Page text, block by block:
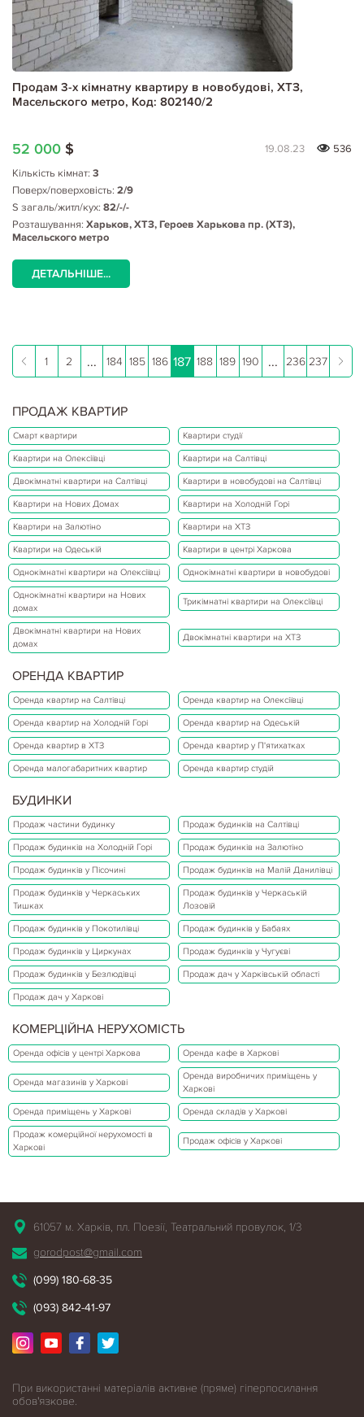
Продам 3-х кімнатну квартиру в новобудові, ХТЗ,
Масельского метро, Код: 802140/2
52 000 $ 19.08.23
536
Кількість кімнат: 3
Поверх/поверховість: 2/9
S загаль/житл/кух: 82/-/-
Розташування: Харьков, ХТЗ, Героев Харькова пр. (ХТЗ),
Масельского метро
ДЕТАЛЬНІШЕ...
1 2 ... 184 185 186 187 188 189 190 ... 236 237
ПРОДАЖ КВАРТИР
Смарт квартири Квартири студії
Квартири на Олексіївці Квартири на Салтівці
Двокімнатні квартири на Салтівці Квартири в новобудові на Салтівці
Квартири на Нових Домах Квартири на Холодній Горі
Квартири на Залютіно Квартири на ХТЗ
Квартири на Одеській Квартири в центрі Харкова
Однокімнатні квартири на Олексіївці Однокімнатні квартири в новобудові
Однокімнатні квартири на Нових
домах
Трикімнатні квартири на Олексіївці
Двокімнатні квартири на Нових
домах
Двокімнатні квартири на ХТЗ
ОРЕНДА КВАРТИР
Оренда квартир на Салтівці Оренда квартир на Олексіївці
Оренда квартир на Холодній Горі Оренда квартир на Одеській
Оренда квартир в ХТЗ Оренда квартир у П'ятихатках
Оренда малогабаритних квартир Оренда квартир студій
БУДИНКИ
Продаж частини будинку Продаж будинків на Салтівці
Продаж будинків на Холодній Горі Продаж будинків на Залютіно
Продаж будинків у Пісочині Продаж будинків на Малій Данилівці
Продаж будинків у Черкаських
Тишках
Продаж будинків у Черкаській
Лозовій
Продаж будинків у Покотилівці Продаж будинків у Бабаях
Продаж будинків у Циркунах Продаж будинків у Чугуєві
Продаж будинків у Безлюдівці Продаж дач у Харківській області
Продаж дач у Харкові
КОМЕРЦІЙНА НЕРУХОМІСТЬ
Оренда офісів у центрі Харкова Оренда кафе в Харкові
Оренда магазинів у Харкові
Оренда виробничих приміщень у
Харкові
Оренда приміщень у Харкові Оренда складів у Харкові
Продаж комерційної нерухомості в
Харкові
Продаж офісів у Харкові
61057 м. Харків, пл. Поезії, Театральний провулок, 1/3
gorodpost@gmail.com
(099) 180-68-35
(093) 842-41-97
При використанні матеріалів активне (пряме) гіперпосилання
обов'язкове.